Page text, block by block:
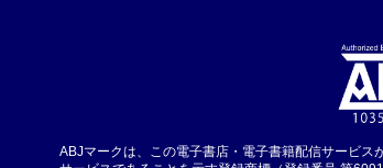
ABJマークは、この電子書店・電子書籍配信サービ